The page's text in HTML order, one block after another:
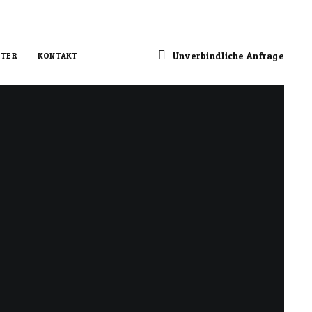
KONTAKT Unverbindliche Anfrage